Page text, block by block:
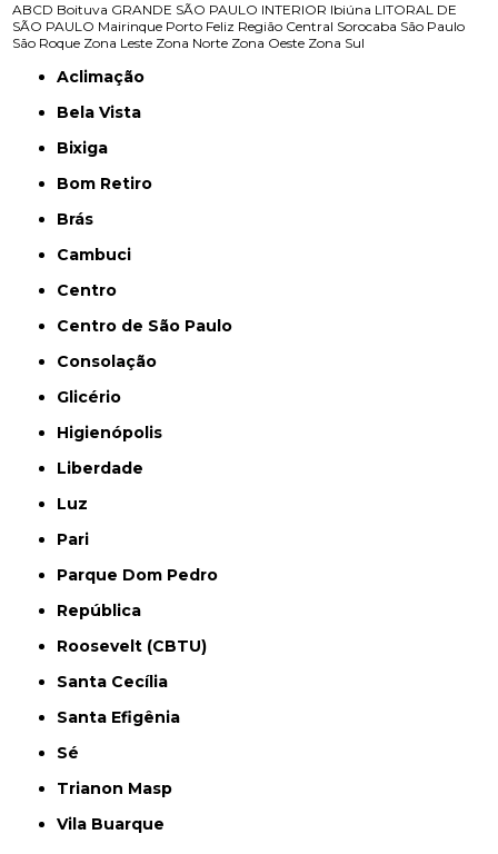
ABCD Boituva GRANDE SÃO PAULO INTERIOR Ibiúna LITORAL DE
SÃO PAULO Mairinque Porto Feliz Região Central Sorocaba São Paulo
São Roque Zona Leste Zona Norte Zona Oeste Zona Sul
Aclimação
Bela Vista
Bixiga
Bom Retiro
Brás
Cambuci
Centro
Centro de São Paulo
Consolação
Glicério
Higienópolis
Liberdade
Luz
Pari
Parque Dom Pedro
República
Roosevelt (CBTU)
Santa Cecília
Santa Efigênia
Sé
Trianon Masp
Vila Buarque